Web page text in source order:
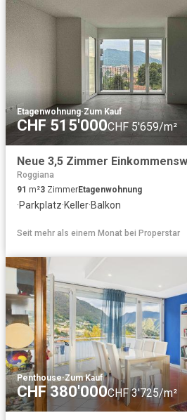
Etagenwohnung·Zum Kauf
CHF 515'000CHF 5'659/m²
Neue 3,5 Zimmer
Roggiana
91 m²3 ZimmerEtagenwohnung
·Parkplatz·Keller·Balkon
Seit mehr als einem Monat bei Properstar
Penthouse·Zum Kauf
CHF 380'000CHF 3'725/m²